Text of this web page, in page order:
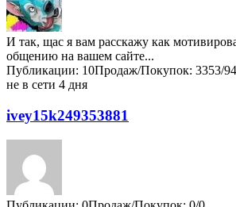
И так, щас я вам расскажу как
общению на вашем сайте...
Публикации: 10Продаж/Покупок: 3353/94
не в сети 4 дня
ivey15k249353881